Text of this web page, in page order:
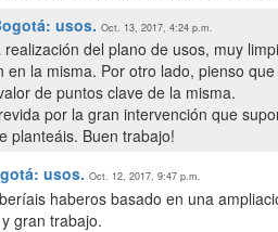
usos. Oct. 13, 2017, 4:24 p.m.
del plano de usos, muy
en la misma. Por otro lado, pienso
de puntos clave de la misma.
por la gran intervención que
planteáis. Buen trabajo!
usos. Oct. 12, 2017, 9:47 p.m.
haberos basado en una
gran trabajo.